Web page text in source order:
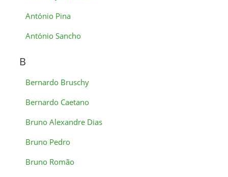
António Pina
António Sancho
B
Bernardo Bruschy
Bernardo Caetano
Bruno Alexandre Dias
Bruno Pedro
Bruno Romão